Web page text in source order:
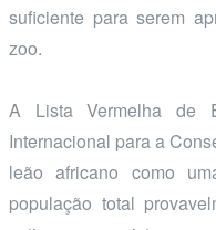
suficiente para serem
zoo.
A Lista Vermelha de
Internacional para a
leão africano como
população total